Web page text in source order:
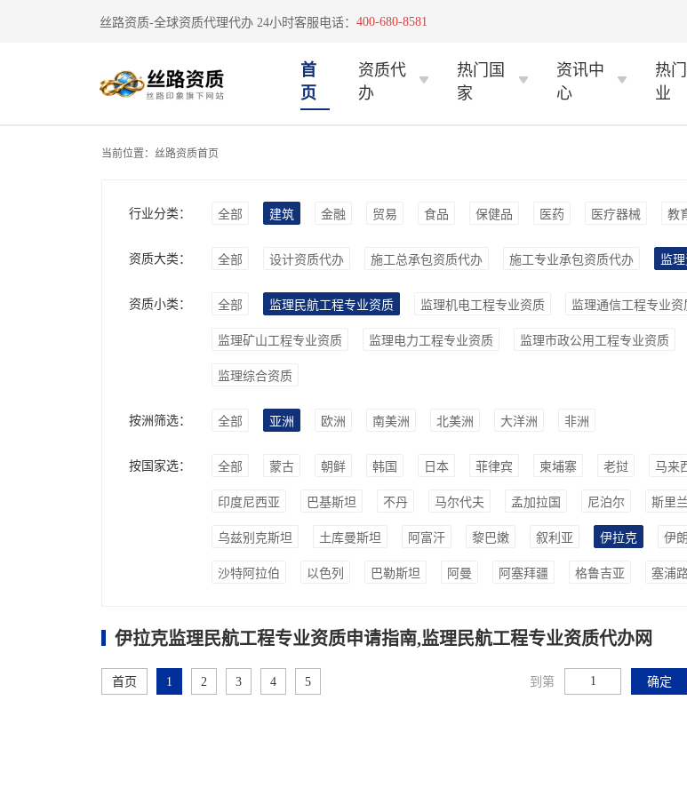
丝路资质-全球资质代理代办 24小时客服电话： 400-680-8581
首
页
资质代
办
热门国
家
资讯中
心
热
业
当前位置： 丝路资质首页
行业分类： 全部 建筑 金融 贸易 食品 保健品 医药 医疗器械 教
资质大类： 全部 设计资质代办 施工总承包资质代办 施工专业承包资质代办 监
资质小类： 全部 监理民航工程专业资质 监理机电工程专业资质 监理通信工程专业资
监理矿山工程专业资质 监理电力工程专业资质 监理市政公用工程专业资质
监理综合资质
按洲筛选： 全部 亚洲 欧洲 南美洲 北美洲 大洋洲 非洲
按国家选： 全部 蒙古 朝鲜 韩国 日本 菲律宾 柬埔寨 老挝 马来
印度尼西亚 巴基斯坦 不丹 马尔代夫 孟加拉国 尼泊尔 斯里
乌兹别克斯坦 土库曼斯坦 阿富汗 黎巴嫩 叙利亚 伊拉克 伊朗
沙特阿拉伯 以色列 巴勒斯坦 阿曼 阿塞拜疆 格鲁吉亚 塞浦
伊拉克监理民航工程专业资质申请指南,监理民航工程专业资质代办网
首页 1 2 3 4 5 到第 确定